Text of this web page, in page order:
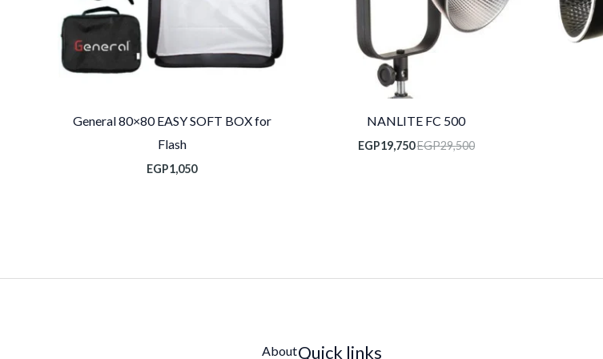
NANLITE FC 500
EGP29,500
EGP19,750
General 80×80 EASY SOFT BOX for
Flash
EGP1,050
Quick links
About